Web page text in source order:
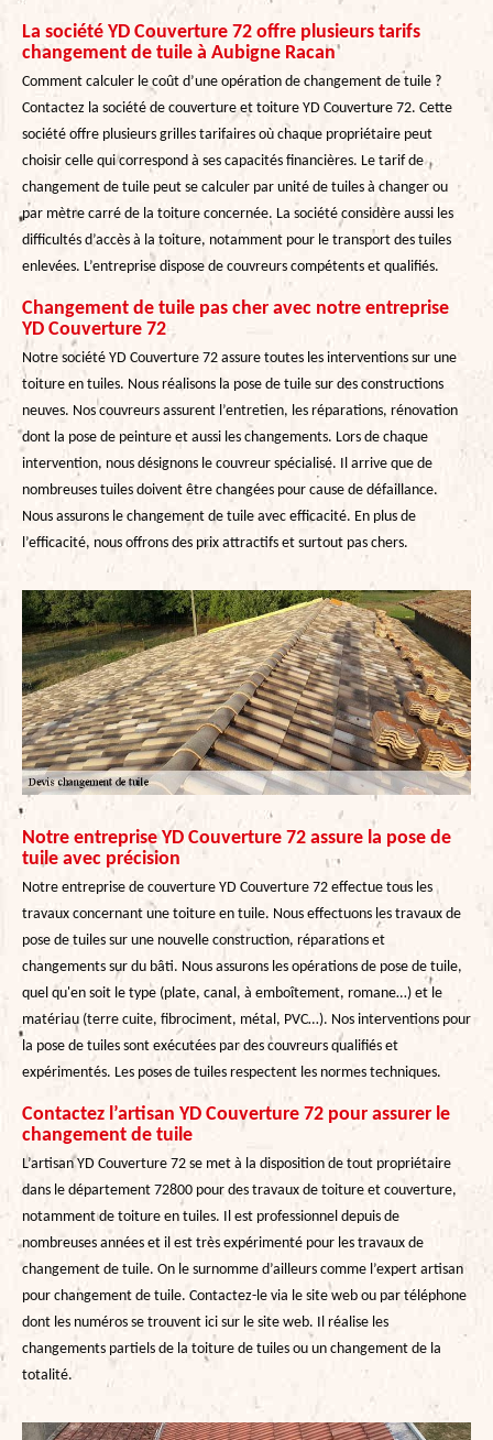
La société YD Couverture 72 offre plusieurs tarifs
changement de tuile à Aubigne Racan
Comment calculer le coût d’une opération de changement de tuile ?
Contactez la société de couverture et toiture YD Couverture 72. Cette
société offre plusieurs grilles tarifaires où chaque propriétaire peut
choisir celle qui correspond à ses capacités financières. Le tarif de
changement de tuile peut se calculer par unité de tuiles à changer ou
par mètre carré de la toiture concernée. La société considère aussi les
difficultés d’accès à la toiture, notamment pour le transport des tuiles
enlevées. L’entreprise dispose de couvreurs compétents et qualifiés.
Changement de tuile pas cher avec notre entreprise
YD Couverture 72
Notre société YD Couverture 72 assure toutes les interventions sur une
toiture en tuiles. Nous réalisons la pose de tuile sur des constructions
neuves. Nos couvreurs assurent l’entretien, les réparations, rénovation
dont la pose de peinture et aussi les changements. Lors de chaque
intervention, nous désignons le couvreur spécialisé. Il arrive que de
nombreuses tuiles doivent être changées pour cause de défaillance.
Nous assurons le changement de tuile avec efficacité. En plus de
l’efficacité, nous offrons des prix attractifs et surtout pas chers.
Notre entreprise YD Couverture 72 assure la pose de
tuile avec précision
Notre entreprise de couverture YD Couverture 72 effectue tous les
travaux concernant une toiture en tuile. Nous effectuons les travaux de
pose de tuiles sur une nouvelle construction, réparations et
changements sur du bâti. Nous assurons les opérations de pose de tuile,
quel qu'en soit le type (plate, canal, à emboîtement, romane…) et le
matériau (terre cuite, fibrociment, métal, PVC…). Nos interventions pour
la pose de tuiles sont exécutées par des couvreurs qualifiés et
expérimentés. Les poses de tuiles respectent les normes techniques.
Contactez l’artisan YD Couverture 72 pour assurer le
changement de tuile
L’artisan YD Couverture 72 se met à la disposition de tout propriétaire
dans le département 72800 pour des travaux de toiture et couverture,
notamment de toiture en tuiles. Il est professionnel depuis de
nombreuses années et il est très expérimenté pour les travaux de
changement de tuile. On le surnomme d’ailleurs comme l’expert artisan
pour changement de tuile. Contactez-le via le site web ou par téléphone
dont les numéros se trouvent ici sur le site web. Il réalise les
changements partiels de la toiture de tuiles ou un changement de la
totalité.